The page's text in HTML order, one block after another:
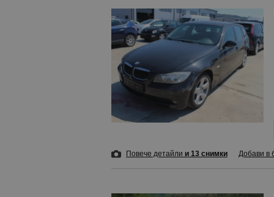
Повече детайли и 13 снимки Добави в